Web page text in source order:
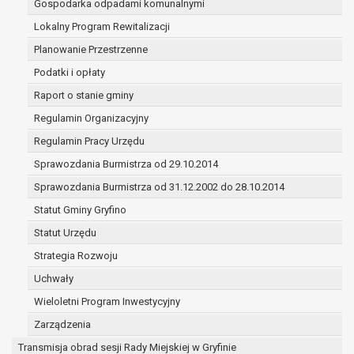
Gospodarka odpadami komunalnymi
Lokalny Program Rewitalizacji
Planowanie Przestrzenne
Podatki i opłaty
Raport o stanie gminy
Regulamin Organizacyjny
Regulamin Pracy Urzędu
Sprawozdania Burmistrza od 29.10.2014
Sprawozdania Burmistrza od 31.12.2002 do 28.10.2014
Statut Gminy Gryfino
Statut Urzędu
Strategia Rozwoju
Uchwały
Wieloletni Program Inwestycyjny
Zarządzenia
Transmisja obrad sesji Rady Miejskiej w Gryfinie
(merytorycznych), a także obowiązków i
zadań zleconych przez instytucje
nadrzędne wobec Gminy;
zawarcia i realizacji umów;
ochrony żywotnych interesów osoby, której
dane dotyczą, lub innej osoby fizycznej;
wykonania zadania realizowanego w
interesie publicznym lub w ramach
sprawowania władzy publicznej
powierzonej administratorowi;
w pozostałych przypadkach dane osobowe
przetwarzane są wyłącznie na podstawie
wcześniej udzielonej zgody w zakresie i celu
określonym w treści zgody.
W związku z przetwarzaniem danych w celu
wskazanym w pkt. 3, dane osobowe mogą być
udostępniane innym upoważnionym odbiorcom lub
kategoriom odbiorców danych osobowych.
Odbiorcami mogą być:
podmioty, które przetwarzają dane